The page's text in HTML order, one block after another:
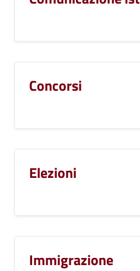
Concorsi
Elezioni
Immigrazione